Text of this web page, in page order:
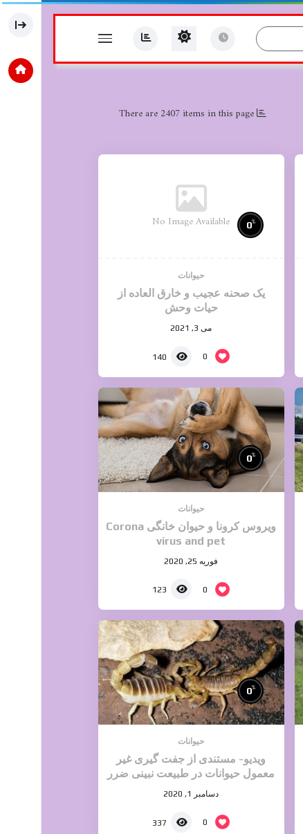
There are 2407 items in this page
No Image Available 0%
حیوانات
یک صحنه عجیب و خارق العاده از
حیات وحش
می 3, 2021
0
140
0%
حیوانات
ویروس کرونا و حیوان خانگی Corona
virus and pet
فوریه 25, 2020
0
123
0%
حیوانات
ویدیو- مستندی از جفت گیری غیر
معمول حیوانات در طبیعت نبینی ضرر
کردیدسامبر 1, 2020
0
337